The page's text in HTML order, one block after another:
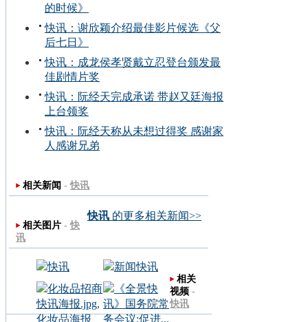
的时候》
快讯：谢欣颖介绍最佳影片候选《父
后七日》
快讯：成龙侯孝贤戴立忍登台颁发最
佳剧情片奖
快讯：阮经天完成承诺 带赵又廷海报
上台领奖
快讯：阮经天称从未想过得奖 感谢家
人感谢兄弟
相关新闻 -快讯
快讯 的更多相关新闻>>
相关图片 -快
讯
相关
视频 -
快讯